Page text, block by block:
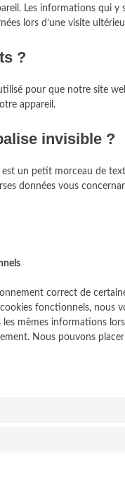
Les informations qui
lors d’une visite
?
pour que notre site
appareil.
invisible ?
est un petit morceau de
données vous
correct de
fonctionnels, nous
les mêmes informations
Nous pouvons